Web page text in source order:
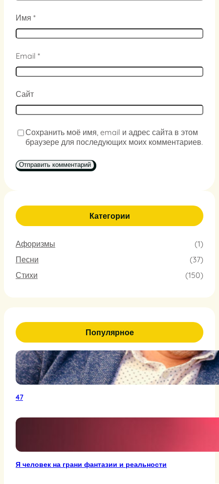
Имя *
Email *
Сайт
Сохранить моё имя, email и адрес сайта в этом
браузере для последующих моих комментариев.
Категории
Афоризмы
(1)
Песни
(37)
Стихи
(150)
Популярное
47
Я человек на грани фантазии и реальности